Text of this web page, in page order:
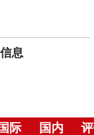
息
国际 国内